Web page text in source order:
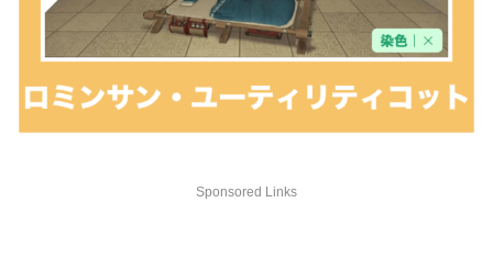
Sponsored Links